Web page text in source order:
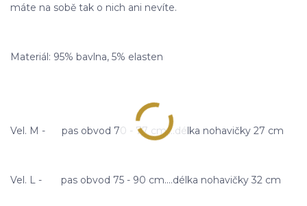
máte na sobě tak o nich ani nevíte.
Materiál: 95% bavlna, 5% elasten
Vel. M - pas obvod 70 - 77 cm....délka nohavičky 27 cm
Vel. L - pas obvod 75 - 90 cm....délka nohavičky 32 cm